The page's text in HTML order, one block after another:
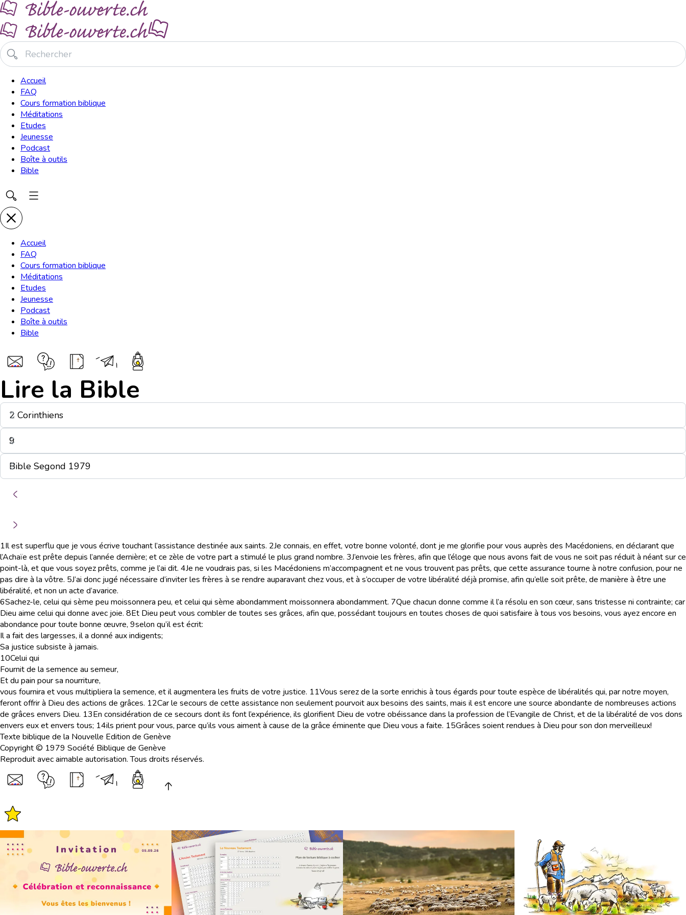
Accueil
FAQ
Cours formation biblique
Méditations
Etudes
Jeunesse
Podcast
Boîte à outils
Bible
Accueil
FAQ
Cours formation biblique
Méditations
Etudes
Jeunesse
Podcast
Boîte à outils
Bible
Lire la Bible
1Il est superflu que je vous écrive touchant l’assistance destinée aux saints. 2Je connais, en effet, votre bonne volonté, dont je me glorifie pour vous auprès des Macédoniens, en déclarant que
l’Achaïe est prête depuis l’année dernière; et ce zèle de votre part a stimulé le plus grand nombre. 3J’envoie les frères, afin que l’éloge que nous avons fait de vous ne soit pas réduit à néant sur ce
point-là, et que vous soyez prêts, comme je l’ai dit. 4Je ne voudrais pas, si les Macédoniens m’accompagnent et ne vous trouvent pas prêts, que cette assurance tourne à notre confusion, pour ne
pas dire à la vôtre. 5J’ai donc jugé nécessaire d’inviter les frères à se rendre auparavant chez vous, et à s’occuper de votre libéralité déjà promise, afin qu’elle soit prête, de manière à être une
libéralité, et non un acte d’avarice.
6Sachez-le, celui qui sème peu moissonnera peu, et celui qui sème abondamment moissonnera abondamment. 7Que chacun donne comme il l’a résolu en son cœur, sans tristesse ni contrainte; car
Dieu aime celui qui donne avec joie. 8Et Dieu peut vous combler de toutes ses grâces, afin que, possédant toujours en toutes choses de quoi satisfaire à tous vos besoins, vous ayez encore en
abondance pour toute bonne œuvre, 9selon qu’il est écrit:
Il a fait des largesses, il a donné aux indigents;
Sa justice subsiste à jamais.
10Celui qui
Fournit de la semence au semeur,
Et du pain pour sa nourriture,
vous fournira et vous multipliera la semence, et il augmentera les fruits de votre justice. 11Vous serez de la sorte enrichis à tous égards pour toute espèce de libéralités qui, par notre moyen,
feront offrir à Dieu des actions de grâces. 12Car le secours de cette assistance non seulement pourvoit aux besoins des saints, mais il est encore une source abondante de nombreuses actions
de grâces envers Dieu. 13En considération de ce secours dont ils font l’expérience, ils glorifient Dieu de votre obéissance dans la profession de l’Evangile de Christ, et de la libéralité de vos dons
envers eux et envers tous; 14ils prient pour vous, parce qu’ils vous aiment à cause de la grâce éminente que Dieu vous a faite. 15Grâces soient rendues à Dieu pour son don merveilleux!
Texte biblique de la Nouvelle Edition de Genève
Copyright © 1979 Société Biblique de Genève
Reproduit avec aimable autorisation. Tous droits réservés.